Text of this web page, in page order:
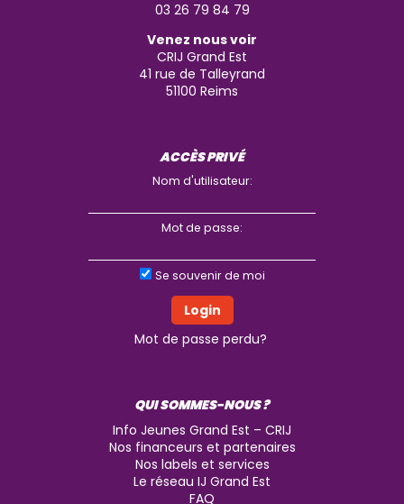
03 26 79 84 79
Venez nous voir
CRIJ Grand Est
41 rue de Talleyrand
51100 Reims
ACCÈS PRIVÉ
Nom d'utilisateur:
Mot de passe:
Se souvenir de moi
Mot de passe perdu?
QUI SOMMES-NOUS ?
Info Jeunes Grand Est – CRIJ
Nos financeurs et partenaires
Nos labels et services
Le réseau IJ Grand Est
FAQ